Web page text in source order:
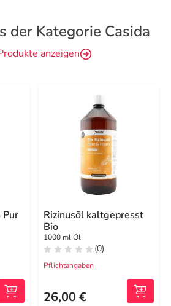
der Kategorie Casida
anzeigen
Pur
Rizinusöl kaltgepresst
Bio
1000 ml Öl
(0)
Pflichtangaben
26,00 €